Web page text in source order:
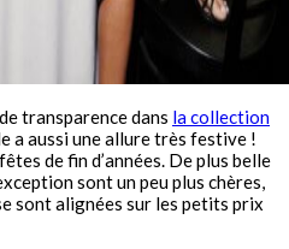
transparence dans la collection
a aussi une allure très festive !
de fin d’années. De plus belle
sont un peu plus chères,
sont alignées sur les petits prix